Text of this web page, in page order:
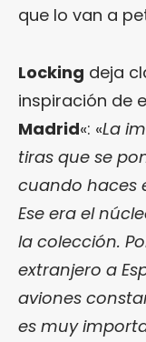
que lo van a
Locking deja
inspiración de
Madrid«: «La
tiras que se
cuando haces
Ese era el
la colección.
extranjero a
aviones
es muy